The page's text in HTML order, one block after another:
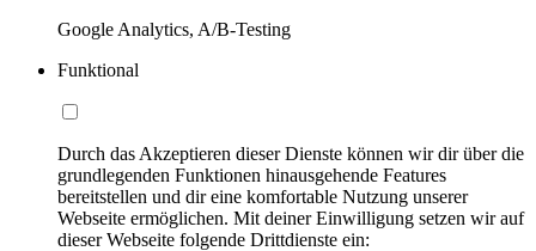
Google Analytics, A/B-Testing
Funktional
Durch das Akzeptieren dieser Dienste können wir dir über die
grundlegenden Funktionen hinausgehende Features
bereitstellen und dir eine komfortable Nutzung unserer
Webseite ermöglichen. Mit deiner Einwilligung setzen wir auf
dieser Webseite folgende Drittdienste ein: